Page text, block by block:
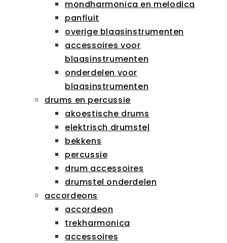
mondharmonica en melodica
panfluit
overige blaasinstrumenten
accessoires voor
blaasinstrumenten
onderdelen voor
blaasinstrumenten
drums en percussie
akoestische drums
elektrisch drumstel
bekkens
percussie
drum accessoires
drumstel onderdelen
accordeons
accordeon
trekharmonica
accessoires